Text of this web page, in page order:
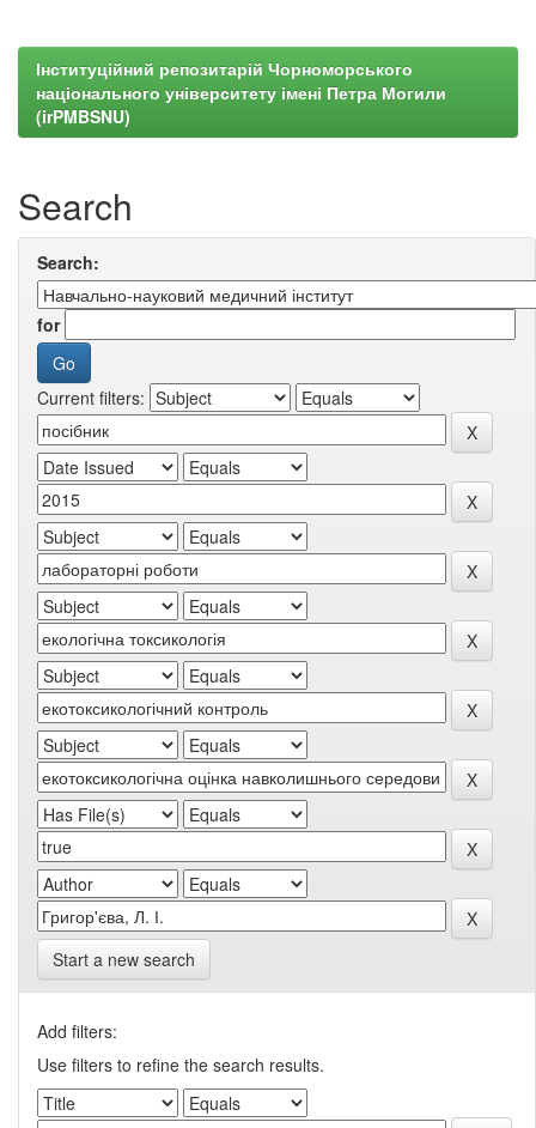
Інституційний репозитарій Чорноморського
національного університету імені Петра Могили
(irPMBSNU)
Search
Search:
for
Current filters:
Start a new search
Add filters:
Use filters to refine the search results.